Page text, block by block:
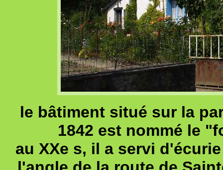
le bâtiment situé sur la
1842 est nommé le
au XXe s, il a servi